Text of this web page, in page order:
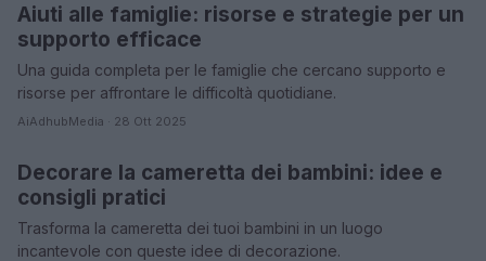
Aiuti alle famiglie: risorse e strategie per un
supporto efficace
Una guida completa per le famiglie che cercano supporto e
risorse per affrontare le difficoltà quotidiane.
AiAdhubMedia · 28 Ott 2025
NEWS E ATTUALITÀ
Decorare la cameretta dei bambini: idee e
consigli pratici
Trasforma la cameretta dei tuoi bambini in un luogo
incantevole con queste idee di decorazione.